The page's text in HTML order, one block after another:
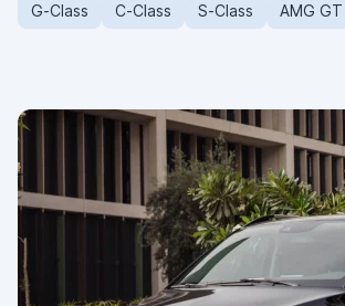
G-Class C-Class S-Class AMG GT